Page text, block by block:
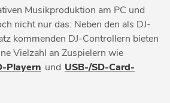
Musikproduktion am PC und
nicht nur das: Neben den als DJ-
kommenden DJ-Controllern bieten
Vielzahl an Zuspielern wie
Playern und USB-/SD-Card-